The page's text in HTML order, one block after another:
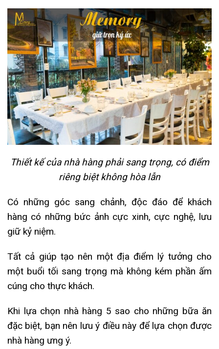
Thiết kế của nhà hàng phải sang trọng, có điểm
riêng biệt không hòa lẫn
Có những góc sang chảnh, độc đáo để khách
hàng có những bức ảnh cực xinh, cực nghệ, lưu
giữ kỷ niệm.
Tất cả giúp tạo nên một địa điểm lý tưởng cho
một buổi tối sang trọng mà không kém phần ấm
cúng cho thực khách.
Khi lựa chọn nhà hàng 5 sao cho những bữa ăn
đặc biệt, bạn nên lưu ý điều này để lựa chọn được
nhà hàng ưng ý.